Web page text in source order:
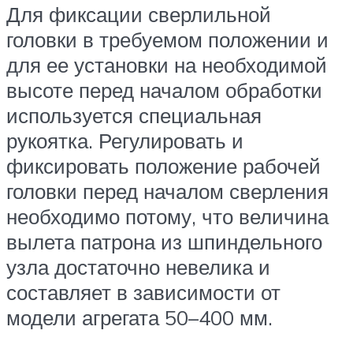
Для фиксации сверлильной
головки в требуемом положении и
для ее установки на необходимой
высоте перед началом обработки
используется специальная
рукоятка. Регулировать и
фиксировать положение рабочей
головки перед началом сверления
необходимо потому, что величина
вылета патрона из шпиндельного
узла достаточно невелика и
составляет в зависимости от
модели агрегата 50–400 мм.